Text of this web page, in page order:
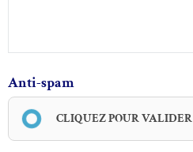
Anti-spam
CLIQUEZ POUR VALIDER